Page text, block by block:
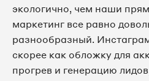
экологично, чем наши
маркетинг все равно
разнообразный.
скорее как обложку для
прогрев и генерацию